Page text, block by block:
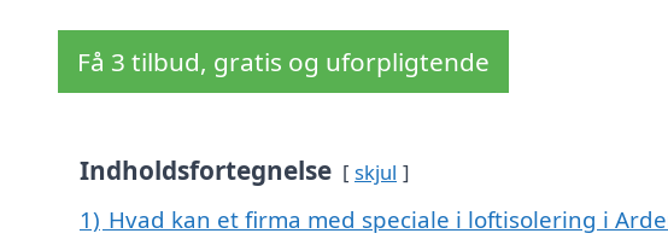
Få 3 tilbud, gratis og uforpligtende
Indholdsfortegnelse skjul
1) Hvad kan et firma med speciale i loftisolering i